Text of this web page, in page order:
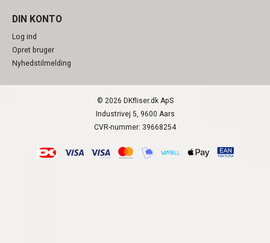
DIN KONTO
Log ind
Opret bruger
Nyhedstilmelding
© 2026 DKfliser.dk ApS
Industrivej 5, 9600 Aars
CVR-nummer: 39668254